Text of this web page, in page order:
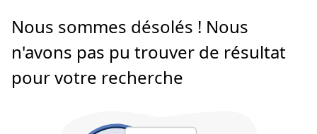
Nous sommes désolés ! Nous
n'avons pas pu trouver de résultat
pour votre recherche